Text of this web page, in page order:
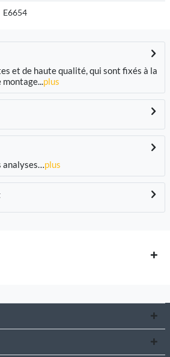
E6654
et de haute qualité, qui sont fixés à la
montage...plus
analyses…plus